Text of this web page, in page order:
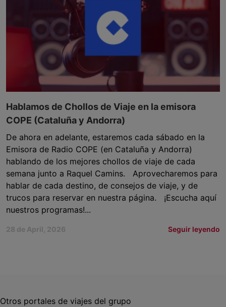
Hablamos de Chollos de Viaje en la emisora
COPE (Cataluña y Andorra)
De ahora en adelante, estaremos cada sábado en la
Emisora de Radio COPE (en Cataluña y Andorra)
hablando de los mejores chollos de viaje de cada
semana junto a Raquel Camins. Aprovecharemos para
hablar de cada destino, de consejos de viaje, y de
trucos para reservar en nuestra página. ¡Escucha aquí
nuestros programas!...
28 de April, 2026 Seguir leyendo
Otros portales de viajes del grupo